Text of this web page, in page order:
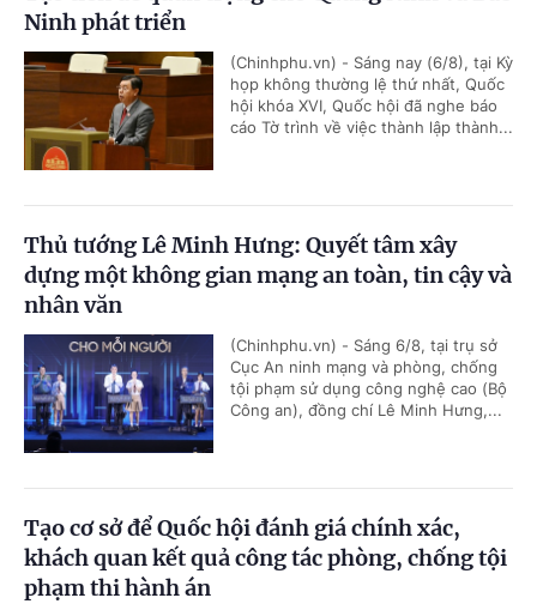
Ninh phát triển
(Chinhphu.vn) - Sáng nay (6/8), tại Kỳ
họp không thường lệ thứ nhất, Quốc
hội khóa XVI, Quốc hội đã nghe báo
cáo Tờ trình về việc thành lập thành...
Thủ tướng Lê Minh Hưng: Quyết tâm xây
dựng một không gian mạng an toàn, tin cậy và
nhân văn
(Chinhphu.vn) - Sáng 6/8, tại trụ sở
Cục An ninh mạng và phòng, chống
tội phạm sử dụng công nghệ cao (Bộ
Công an), đồng chí Lê Minh Hưng,...
Tạo cơ sở để Quốc hội đánh giá chính xác,
khách quan kết quả công tác phòng, chống tội
phạm thi hành án